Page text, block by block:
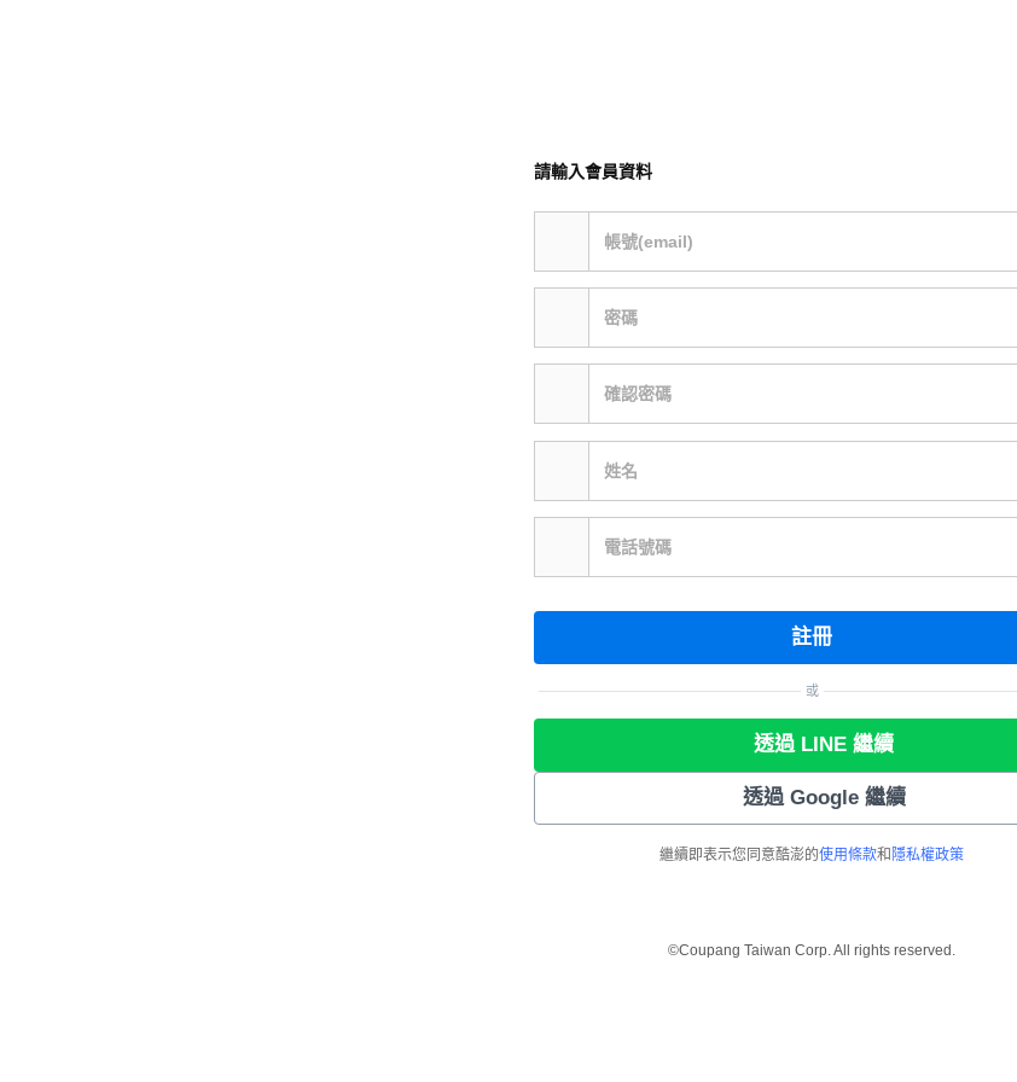
請輸入會員資料
帳號(email)
密碼
確認密碼
姓名
電話號碼
註冊
或
透過 LINE 繼續
透過 Google 繼續
繼續即表示您同意酷澎的使用條款和 隱私權政策
©Coupang Taiwan Corp. All rights reserved.